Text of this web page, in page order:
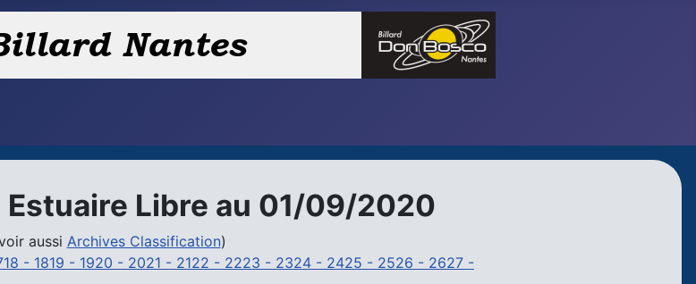
Libre au 01/09/2020
aussi Archives Classification)
- 1819 - 1920 - 2021 - 2122 - 2223 - 2324 - 2425 - 2526 - 2627 -